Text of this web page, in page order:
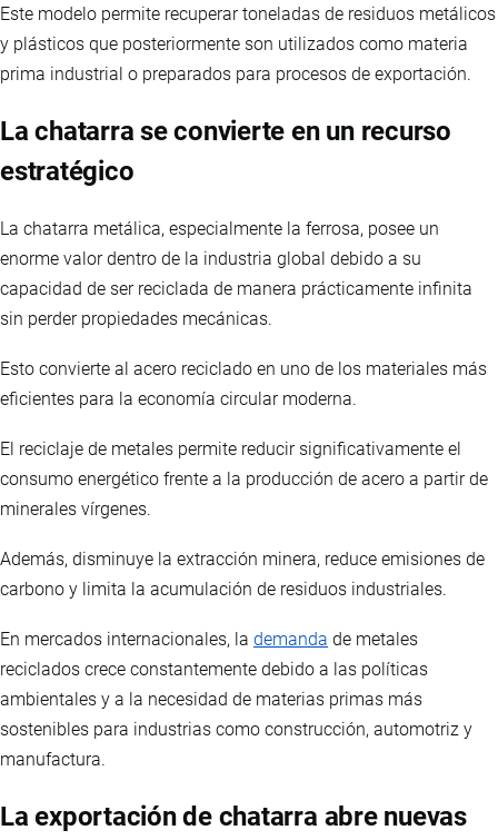
Este modelo permite recuperar toneladas de residuos metálicos
y plásticos que posteriormente son utilizados como materia
prima industrial o preparados para procesos de exportación.
La chatarra se convierte en un recurso
estratégico
La chatarra metálica, especialmente la ferrosa, posee un
enorme valor dentro de la industria global debido a su
capacidad de ser reciclada de manera prácticamente infinita
sin perder propiedades mecánicas.
Esto convierte al acero reciclado en uno de los materiales más
eficientes para la economía circular moderna.
El reciclaje de metales permite reducir significativamente el
consumo energético frente a la producción de acero a partir de
minerales vírgenes.
Además, disminuye la extracción minera, reduce emisiones de
carbono y limita la acumulación de residuos industriales.
En mercados internacionales, la demanda de metales
reciclados crece constantemente debido a las políticas
ambientales y a la necesidad de materias primas más
sostenibles para industrias como construcción, automotriz y
manufactura.
La exportación de chatarra abre nuevas